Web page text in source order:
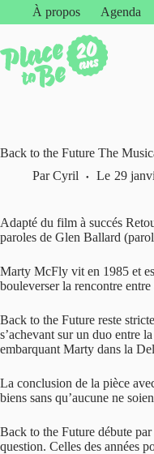
À propos Agenda
Back to the Future The
Par Cyril Le 29
Adapté du film à succés
paroles de Glen Ballard
Marty McFly vit en 1985 et
bouleverser la rencontre
Back to the Future reste
s’achevant sur un duo entre
embarquant Marty dans la
La conclusion de la pièce
biens sans qu’aucune ne
Back to the Future débute par
question. Celles des années